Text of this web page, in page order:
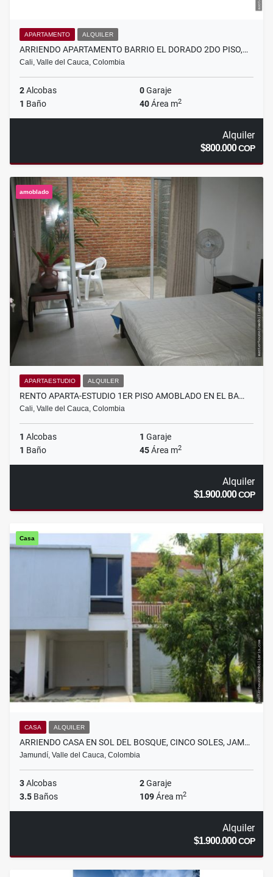
APARTAMENTO ALQUILER
ARRIENDO APARTAMENTO BARRIO EL DORADO 2DO PISO,…
Cali, Valle del Cauca, Colombia
2Alcobas 0Garaje
1 Baño 40Área m2
Alquiler
$800.000COP
amoblado
APARTAESTUDIO ALQUILER
RENTO APARTA-ESTUDIO 1ER PISO AMOBLADO EN EL BA…
Cali, Valle del Cauca, Colombia
1 Alcobas 1 Garaje
1 Baño 45Área m2
Alquiler
$1.900.000COP
Casa
CASA ALQUILER
ARRIENDO CASA EN SOL DEL BOSQUE, CINCO SOLES, JAM…
Jamundí, Valle del Cauca, Colombia
3Alcobas 2Garaje
3.5 Baños 109Área m2
Alquiler
$1.900.000COP